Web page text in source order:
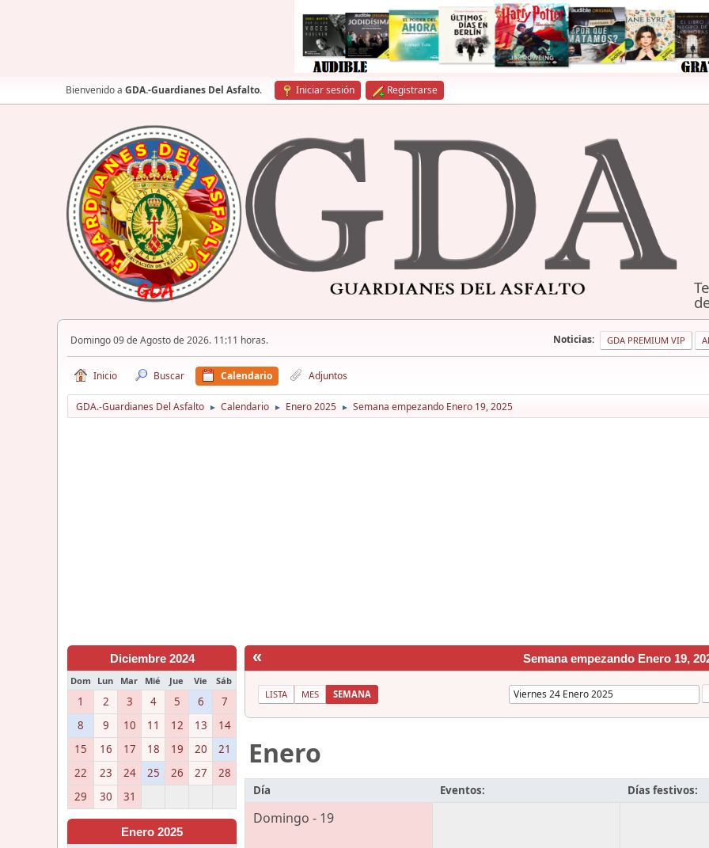
Bienvenido a GDA.-Guardianes Del Asfalto. Iniciar sesión Registrarse
Domingo 09 de Agosto de 2026. 11:11 horas. Noticias: GDA PREMIUM VIP
Inicio Buscar Calendario Adjuntos
GDA.-Guardianes Del Asfalto ► Calendario ► Enero 2025 ► Semana empezando Enero 19, 2025
Diciembre 2024
Dom Lun Mar Mié Jue Vie Sáb
1 2 3 4 5 6
7
8
9 10 11 12 13
14
15
16 17 18 19 20
21
22
23 24 25 26 27
28
29
30 31
Enero 2025
« Semana empezando Enero 19,
LISTA MES SEMANA
Enero
Día Eventos: Días festivos:
Domingo - 19